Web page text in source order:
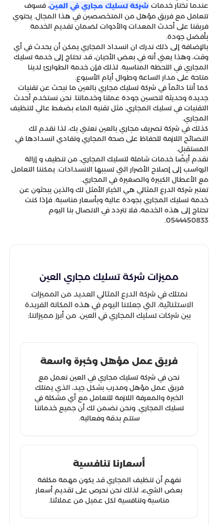
عندما تختار خدمات شركة تسليك مجاري في العين، فسوف
تتعامل مع فريق مؤهل من المتخصصين في هذا المجال. يحتوي
فريقنا على أحدث المعدات والأدوات لضمان تقديم الخدمة
بأفضل جودة.
بالإضافة إلى ذلك ندرك ان انسداد المجاري يمكن أن يحدث في أي
وقت، وهذا يعني أنه في بعض الأحيان، قد تحتاج إلى خدمة تسليك
المجاري في اللحظة المناسبة. لذلك فإن خدمة الطوارئ لدينا
متاحة على مدار الساعة وطوال أيام الأسبوع.
كما أننا دائماً في شركة تسليك مجاري بالعين ما نبحث عن تقنيات
جديدة وحديثة لتحسين جودة عملنا وخدماتنا. نحن نستخدم أحدث
التقنيات في تسليك المجاري، مثل تقنية الماء بضغط عالي لتنظيف
المجاري.
كذلك في شركة تصريف مجاري بالعين نعتني بك، لذا نقدم لك
النصائح اللازمة للحفاظ على صحة المجاري وتفادي انسدادها في
المستقبل.
نقدم أيضًا خدمات شاملة لتسليك المجاري، من تنظيف و إزالة
الرواسب إلى إصلاح الأضرار التي تسببها الانسدادات. يمكننا التعامل
مع الأعطال الكبيرة والصغيرة في المجاري.
تعتبر شركة الدرع المثالي هي الخيار الأمثل لك والذين يبحثون عن
خدمة تسليك المجاري بجودة عالية وبأسعار مناسبة. فإذا كنت
تحتاج إلى هذه الخدمة، فلا تتردد في الاتصال بنا اليوم
0544450833.
مميزات شركة تسليك مجاري العين
نمتلك في شركة الدرع المثالي العديد من المميزات
الاستثنائية، التي جعلتنا اليوم في هذه المكانة الفريدة
بين شركات تسليك المجاري في العين. من أبرز مميزاتنا:
فريق عمل مؤهل وخبرة واسعة
نحن في شركة تسليك مجاري في العين نعمل مع
فريق عمل مؤهل ومدرب بشكل جيد، الذي يمتلك
الخبرة والمعرفة اللازمة للتعامل مع أي مشكلة في
تسليك المجاري. ونحن نضمن لك أن جميع خدماتنا
ستتم بدقة وفعالية.
أسعارنا تنافسية
نفهم أن تنظيف المجاري قد يكون مهمة مكلفة
بعض الشيء، لذلك نحن نحرص على تقديم أسعار
مناسبة وتنافسية لكل عميل من عملائنا.